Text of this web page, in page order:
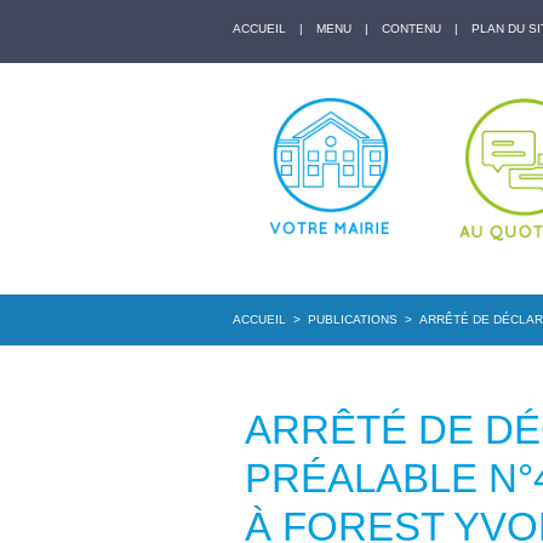
ACCUEIL | MENU | CONTENU | PLAN DU
ACCUEIL > PUBLICATIONS > ARRÊTÉ DE
ARRÊTÉ DE
PRÉALABLE
À FOREST